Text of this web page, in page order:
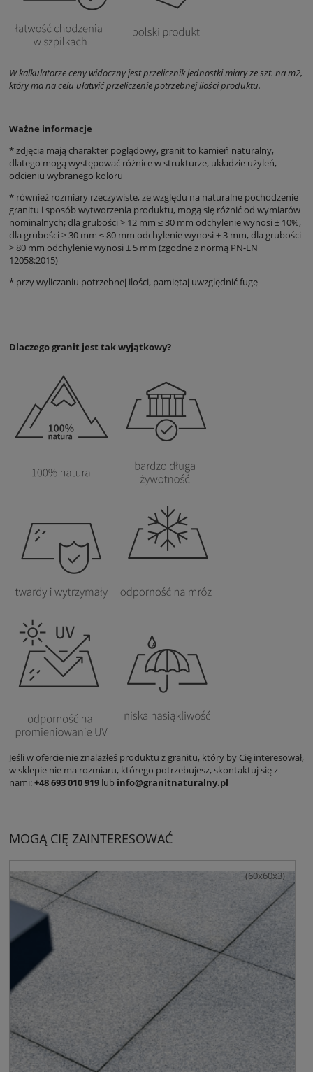
W kalkulatorze ceny widoczny jest przelicznik jednostki miary ze szt. na m2,
który ma na celu ułatwić przeliczenie potrzebnej ilości produktu.
Ważne informacje
* zdjęcia mają charakter poglądowy, granit to kamień naturalny,
dlatego mogą występować różnice w strukturze, układzie użyleń,
odcieniu wybranego koloru
* również rozmiary rzeczywiste, ze względu na naturalne pochodzenie
granitu i sposób wytworzenia produktu, mogą się różnić od wymiarów
nominalnych;dla grubości > 12 mm ≤ 30 mm odchylenie wynosi ± 10%,
dla grubości > 30 mm ≤ 80 mm odchylenie wynosi ± 3 mm, dla grubości
> 80 mm odchylenie wynosi ± 5 mm (zgodne z normą PN-EN
12058:2015)
* przy wyliczaniu potrzebnej ilości, pamiętaj uwzględnić fugę
Dlaczego granit jest tak wyjątkowy?
Jeśli w ofercie nie znalazłeś produktu z granitu, który by Cię interesował,
w sklepie nie ma rozmiaru, którego potrzebujesz, skontaktuj się z
nami:+48 693 010 919 lub info@granitnaturalny.pl
MOGĄ CIĘ ZAINTERESOWAĆ
(60x60x3)